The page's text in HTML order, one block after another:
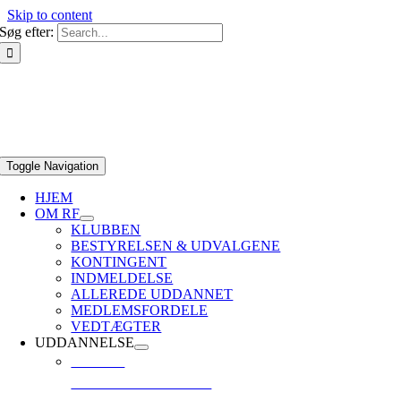
Skip to content
Søg efter:
Toggle Navigation
HJEM
OM RF
KLUBBEN
BESTYRELSEN & UDVALGENE
KONTINGENT
INDMELDELSE
ALLEREDE UDDANNET
MEDLEMSFORDELE
VEDTÆGTER
UDDANNELSE